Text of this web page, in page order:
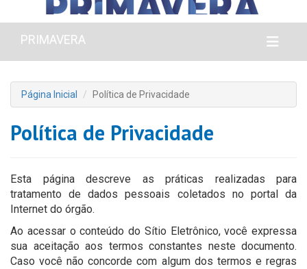
PRIMAVERA
Página Inicial Política de Privacidade
Política de Privacidade
Esta página descreve as práticas realizadas para
tratamento de dados pessoais coletados no portal da
Internet do órgão.
Ao acessar o conteúdo do Sítio Eletrônico, você expressa
sua aceitação aos termos constantes neste documento.
Caso você não concorde com algum dos termos e regras